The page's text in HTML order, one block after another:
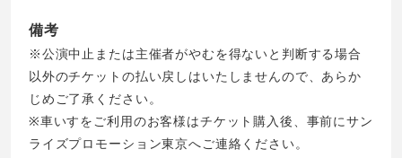
備考
※公演中止または主催者がやむを得ないと判断する場合
以外のチケットの払い戻しはいたしませんので、あらか
じめご了承ください。
※車いすをご利用のお客様はチケット購入後、事前にサン
ライズプロモーション東京へご連絡ください。